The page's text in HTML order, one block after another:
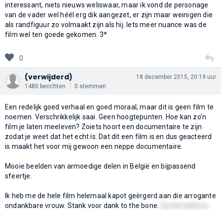
interessant, niets nieuws weliswaar, maar ik vond de personage
van de vader wel héél erg dik aangezet, er zijn maar weinigen die
als randfiguur zo volmaakt zijn als hij. Iets meer nuance was de
film wel ten goede gekomen. 3*
0
(verwijderd)
1480 berichten 0 stemmen
18 december 2015, 20:19 uur
Een redelijk goed verhaal en goed moraal, maar dit is geen film te
noemen. Verschrikkelijk saai. Geen hoogtepunten. Hoe kan zo'n
film je laten meeleven? Zoiets hoort een documentaire te zijn
zodat je weet dat het echt is. Dat dit een film is en dus geacteerd
is maakt het voor mij gewoon een neppe documentaire.
Mooie beelden van armoedige delen in België en bijpassend
sfeertje.
Ik heb me de hele film helemaal kapot geërgerd aan die arrogante
ondankbare vrouw. Stank voor dank to the bone.